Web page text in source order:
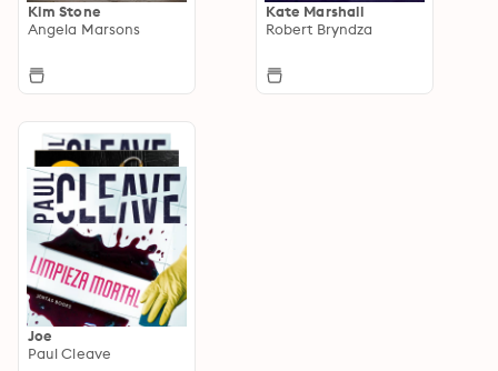
Kim Stone
Angela Marsons
Kate Marshall
Robert Bryndza
Joe
Paul Cleave